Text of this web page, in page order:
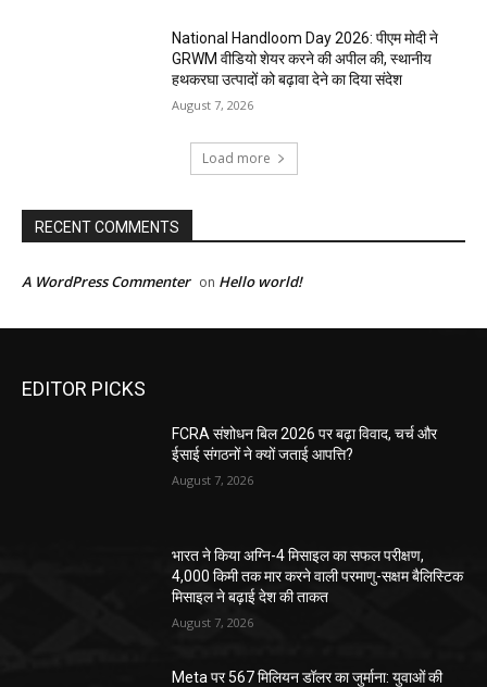
National Handloom Day 2026: पीएम मोदी ने
GRWM वीडियो शेयर करने की अपील की, स्थानीय
हथकरघा उत्पादों को बढ़ावा देने का दिया संदेश
August 7, 2026
Load more
RECENT COMMENTS
A WordPress Commenter on Hello world!
EDITOR PICKS
FCRA संशोधन बिल 2026 पर बढ़ा विवाद, चर्च और
ईसाई संगठनों ने क्यों जताई आपत्ति?
August 7, 2026
भारत ने किया अग्नि-4 मिसाइल का सफल परीक्षण,
4,000 किमी तक मार करने वाली परमाणु-सक्षम बैलिस्टिक
मिसाइल ने बढ़ाई देश की ताकत
August 7, 2026
Meta पर 567 मिलियन डॉलर का जुर्माना: युवाओं की